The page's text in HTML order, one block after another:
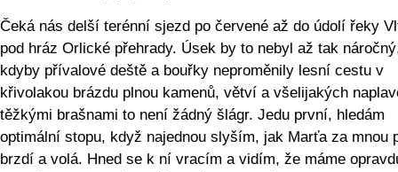
Čeká nás delší terénní sjezd po červené až do údolí řeky
pod hráz Orlické přehrady. Úsek by to nebyl až tak
kdyby přívalové deště a bouřky neproměnily lesní cestu v
křivolakou brázdu plnou kamenů, větví a všelijakých
těžkými brašnami to není žádný šlágr. Jedu první, hledám
optimální stopu, když najednou slyším, jak Marťa za mnou
brzdí a volá. Hned se k ní vracím a vidím, že máme